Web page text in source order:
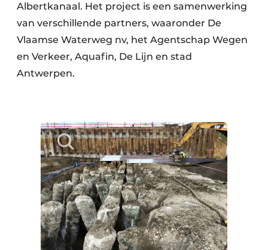
Albertkanaal. Het project is een samenwerking
van verschillende partners, waaronder De
Vlaamse Waterweg nv, het Agentschap Wegen
en Verkeer, Aquafin, De Lijn en stad
Antwerpen.